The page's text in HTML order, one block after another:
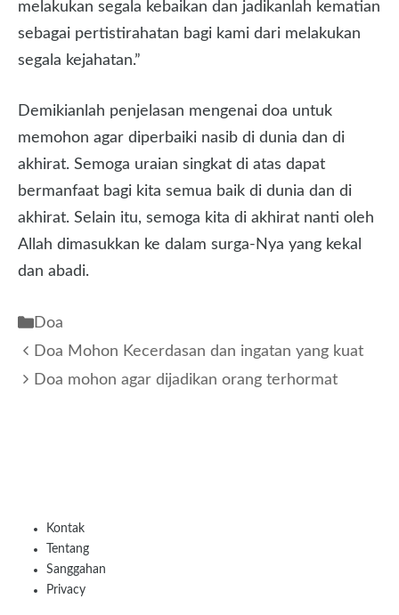
melakukan segala kebaikan dan jadikanlah kematian
sebagai pertistirahatan bagi kami dari melakukan
segala kejahatan.”
Demikianlah penjelasan mengenai doa untuk
memohon agar diperbaiki nasib di dunia dan di
akhirat. Semoga uraian singkat di atas dapat
bermanfaat bagi kita semua baik di dunia dan di
akhirat. Selain itu, semoga kita di akhirat nanti oleh
Allah dimasukkan ke dalam surga-Nya yang kekal
dan abadi.
Kategori
Doa
Doa Mohon Kecerdasan dan ingatan yang kuat
Doa mohon agar dijadikan orang terhormat
Kontak
Tentang
Sanggahan
Privacy